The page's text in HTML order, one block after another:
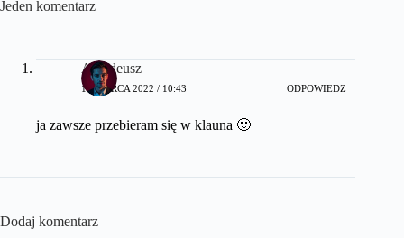
Jeden komentarz
Amadeusz
17 MARCA 2022 / 10:43 ODPOWIEDZ
ja zawsze przebieram się w klauna 🙂
Dodaj komentarz